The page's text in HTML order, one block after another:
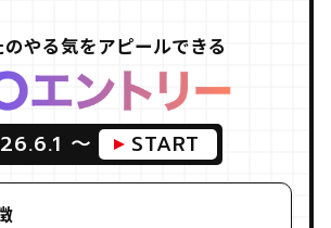
のやる気をアピールできる
〜 START